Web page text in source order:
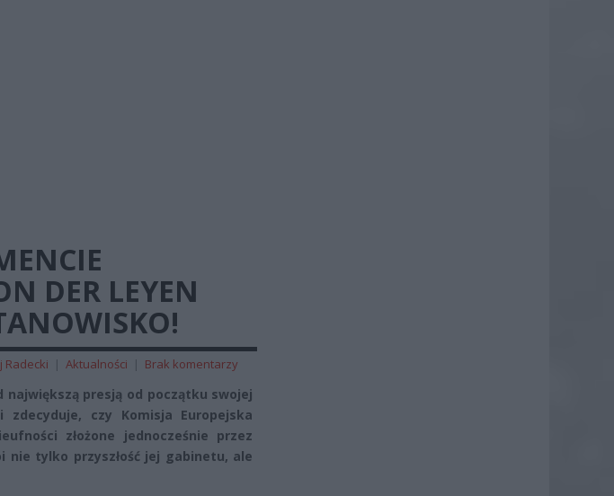
DER LEYEN
Radecki | Aktualności | Brak komentarzy
największą presją od początku swojej
zdecyduje, czy Komisja Europejska
złożone jednocześnie przez
nie tylko przyszłość jej gabinetu, ale